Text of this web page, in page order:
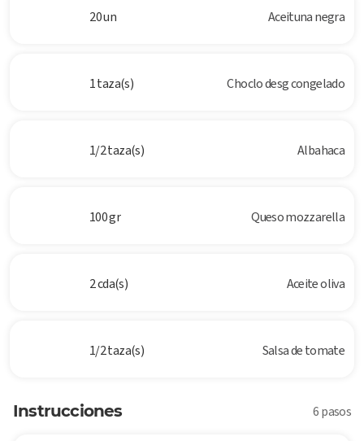
20 un Aceituna negra
1 taza(s) Choclo desg congelado
1/2 taza(s) Albahaca
100 gr Queso mozzarella
2 cda(s) Aceite oliva
1/2 taza(s) Salsa de tomate
Instrucciones 6 pasos